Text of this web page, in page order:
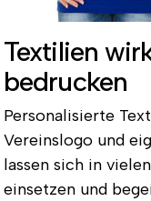
Textilien
bedrucken
Personalisierte
Vereinslogo und
lassen sich in
einsetzen und